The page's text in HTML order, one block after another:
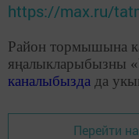
https://max.ru/
Район тормышына
яңалыкларыбызны
каналыбызда да
Перейти